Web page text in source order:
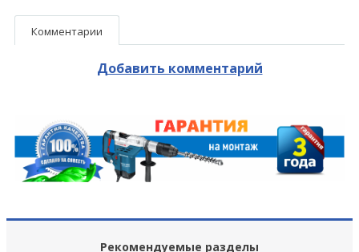
Комментарии
Добавить комментарий
Рекомендуемые разделы